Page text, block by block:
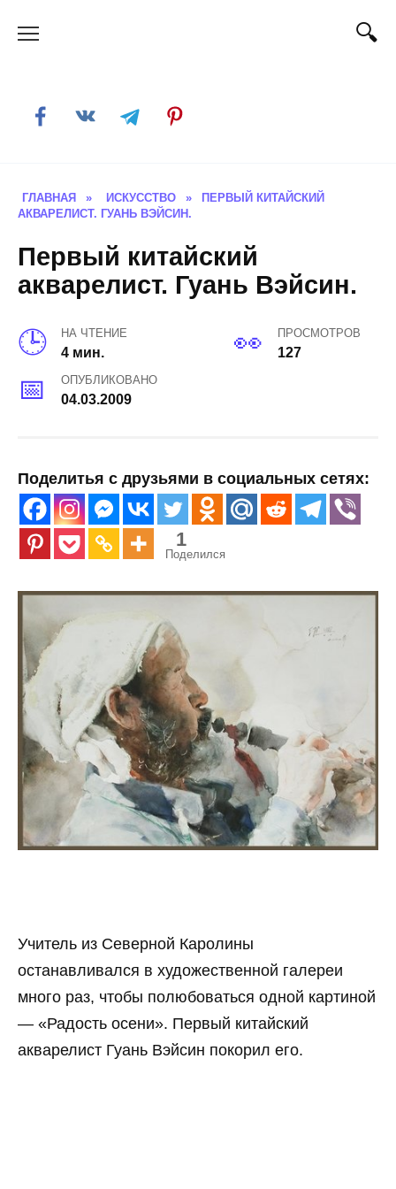
ГЛАВНАЯ » ИСКУССТВО »
ПЕРВЫЙ КИТАЙСКИЙ
АКВАРЕЛИСТ. ГУАНЬ ВЭЙСИН.
Первый китайский
акварелист. Гуань Вэйсин.
НА ЧТЕНИЕ
4 мин.
ПРОСМОТРОВ
127
ОПУБЛИКОВАНО
04.03.2009
Поделитья с друзьями в социальных сетях:
1
Поделился
Учитель из Северной Каролины
останавливался в художественной галереи
много раз, чтобы полюбоваться одной картиной
— «Радость осени». Первый китайский
акварелист Гуань Вэйсин покорил его.